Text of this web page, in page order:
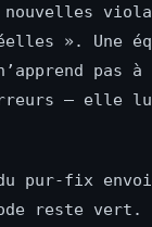
». Une
pas
— elle
pur-fix
reste vert.